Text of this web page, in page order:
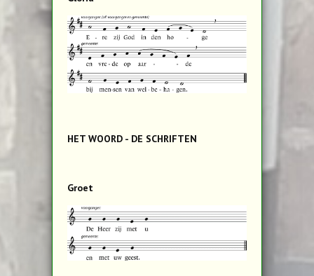
HET WOORD - DE SCHRIFTEN
Groet